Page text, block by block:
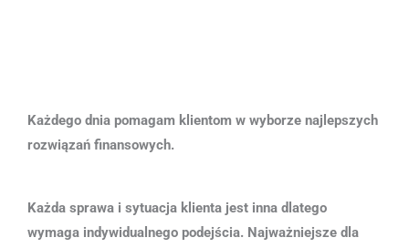
Każdego dnia pomagam klientom w wyborze najlepszych
rozwiązań finansowych.
Każda sprawa i sytuacja klienta jest inna dlatego
wymaga indywidualnego podejścia. Najważniejsze dla